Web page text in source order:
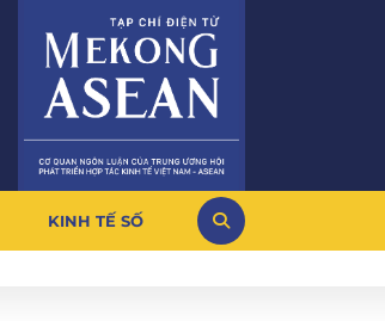
KINH TẾ SỐ